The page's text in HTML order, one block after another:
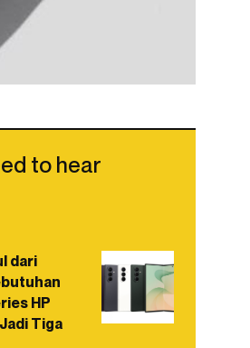
to hear
dari
HP
Tiga